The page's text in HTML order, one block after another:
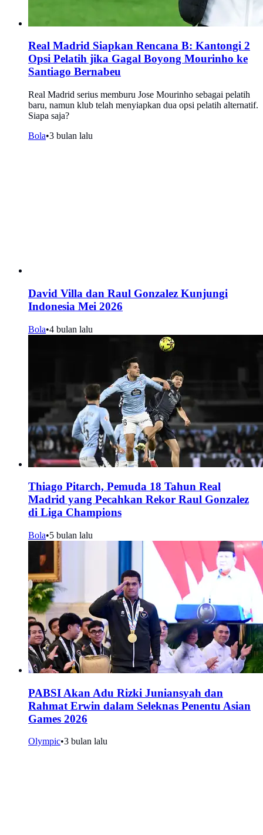
Real Madrid Siapkan Rencana B: Kantongi 2
Opsi Pelatih jika Gagal Boyong Mourinho ke
Santiago Bernabeu
Real Madrid serius memburu Jose Mourinho sebagai pelatih
baru, namun klub telah menyiapkan dua opsi pelatih alternatif.
Siapa saja?
Bola•3 bulan lalu
David Villa dan Raul Gonzalez Kunjungi
Indonesia Mei 2026
Bola•4 bulan lalu
Thiago Pitarch, Pemuda 18 Tahun Real
Madrid yang Pecahkan Rekor Raul Gonzalez
di Liga Champions
Bola•5 bulan lalu
PABSI Akan Adu Rizki Juniansyah dan
Rahmat Erwin dalam Seleknas Penentu Asian
Games 2026
Olympic•3 bulan lalu